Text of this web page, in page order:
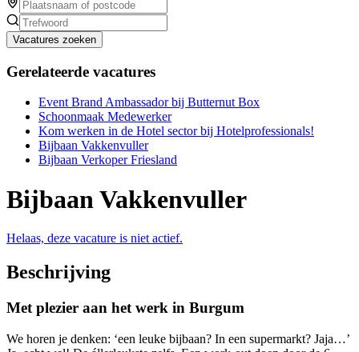
Vacatures zoeken
Gerelateerde vacatures
Event Brand Ambassador bij Butternut Box
Schoonmaak Medewerker
Kom werken in de Hotel sector bij Hotelprofessionals!
Bijbaan Vakkenvuller
Bijbaan Verkoper Friesland
Bijbaan Vakkenvuller
Helaas, deze vacature is niet actief.
Beschrijving
Met plezier aan het werk in Burgum
We horen je denken: ‘een leuke bijbaan? In een supermarkt? Jaja…’